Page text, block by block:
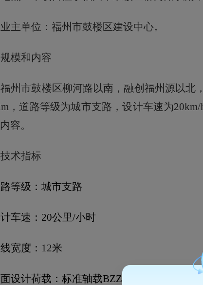
主单位： 福州市鼓楼区建设中心。
模和内容
州市鼓楼区柳河路以南，融创福州源以
，道路等级为城市支路，设计车速为20km/h
容。
术指标
等级： 城市支路
车速： 20公里/小时
宽度： 12米
设计荷载：标准轴载BZZ-100